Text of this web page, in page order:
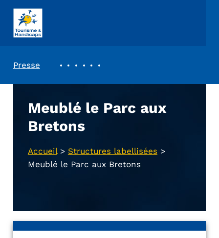
ASSOCIATION TOURISME ET HANDICAPS
Presse
Meublé le Parc aux
Bretons
Accueil> Structures labellisées >
Meublé le Parc aux Bretons